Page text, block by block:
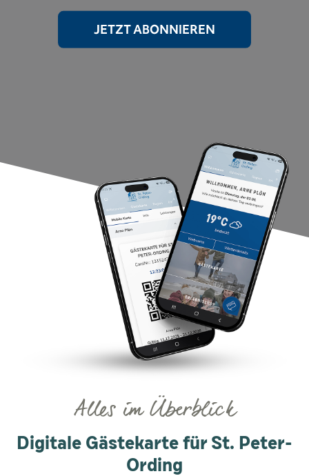
Alles im Überblick
Digitale Gästekarte für St. Peter-
Ording